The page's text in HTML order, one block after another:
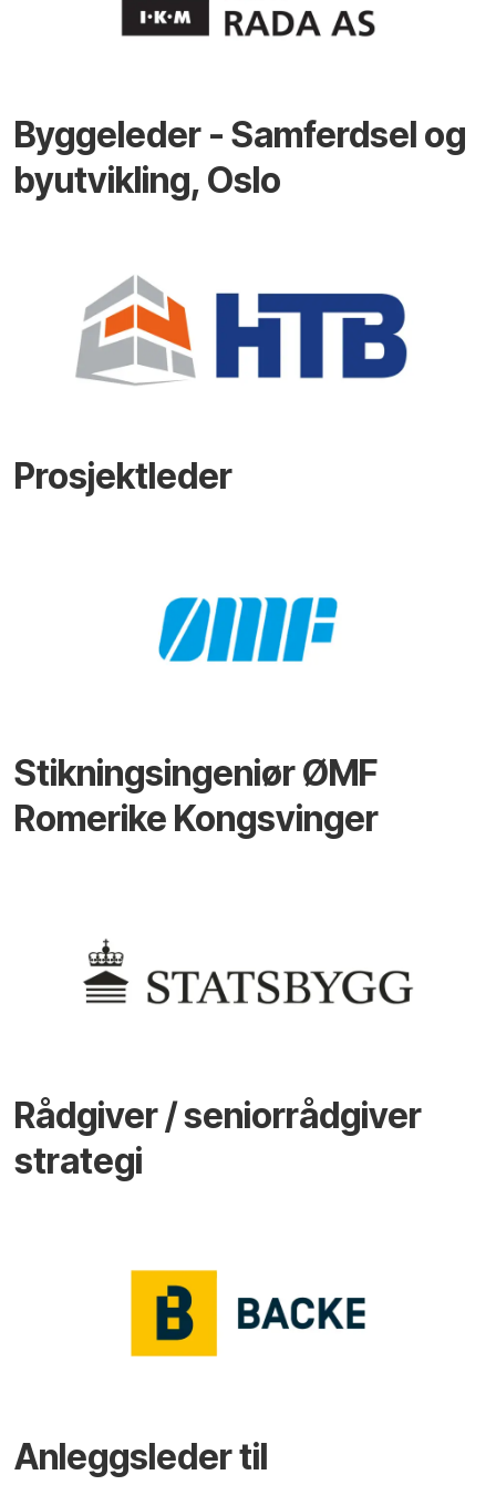
Byggeleder - Samferdsel og
byutvikling, Oslo
Prosjektleder
Stikningsingeniør ØMF
Romerike Kongsvinger
Rådgiver / seniorrådgiver
strategi
Anleggsleder til